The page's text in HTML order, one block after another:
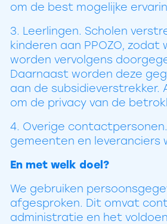
om de best mogelijke
3. Leerlingen. Scholen
kinderen aan PPOZO,
worden vervolgens
Daarnaast worden deze
aan de subsidieverstrekker.
om de privacy van de
4. Overige
gemeenten en leveranciers
En met welk doel?
We gebruiken
afgesproken. Dit omvat
administratie en het